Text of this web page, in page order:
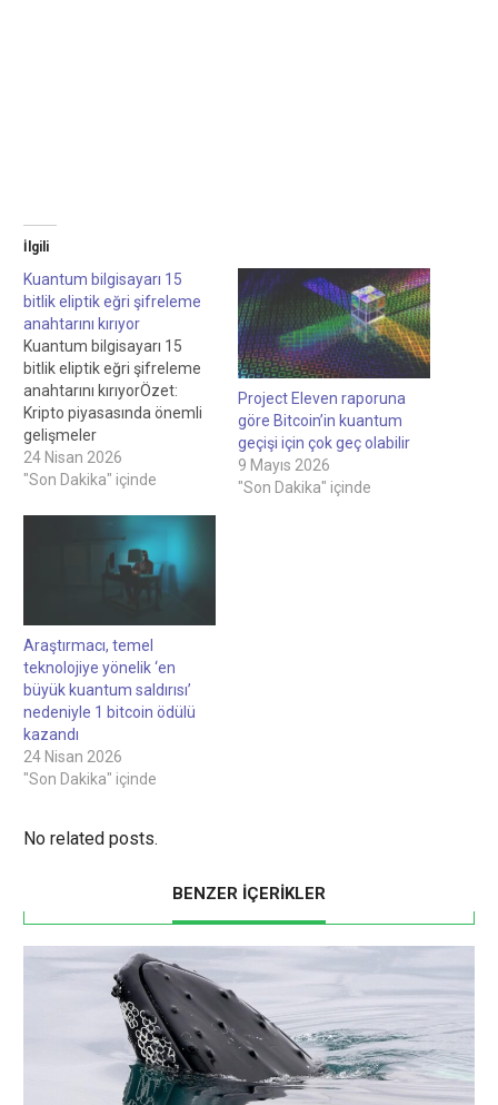
İlgili
Kuantum bilgisayarı 15
bitlik eliptik eğri şifreleme
anahtarını kırıyor
Kuantum bilgisayarı 15
bitlik eliptik eğri şifreleme
anahtarını kırıyorÖzet:
Kripto piyasasında önemli
gelişmeler
yaşanıyor.Cointelegraph;
kripto, blockchain, yapay
endüstrilerinde bağımsız,
yüksek kaliteli gazetecilik
sağlamaya kararlıdır.Tüm
haberler, incelemeler ve
bağımsızlığı ve bütünlüğü
ile
üretilmektedir.Standartlarımız
ve süreçlerimiz hakkında
daha fazla ayrıntı için
lütfen Yazım Politikamızı
okuyun.Analiz: Piyasa…
24 Nisan 2026
"Son Dakika" içinde
Project Eleven raporuna
göre Bitcoin’in kuantum
geçişi için çok geç olabilir
9 Mayıs 2026
"Son Dakika" içinde
Araştırmacı, temel
teknolojiye yönelik ‘en
büyük kuantum saldırısı’
nedeniyle 1 bitcoin ödülü
kazandı
24 Nisan 2026
"Son Dakika" içinde
No related posts.
BENZER İÇERİKLER